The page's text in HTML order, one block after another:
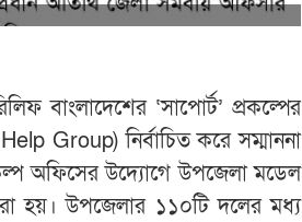
বাংলাদেশের ‘সাপোর্ট’ প্রকল্পের
Group) নির্বাচিত করে সম্মাননা
অফিসের উদ্যোগে উপজেলা মডেল
হয়। উপজেলার ১১০টি দলের মধ্য